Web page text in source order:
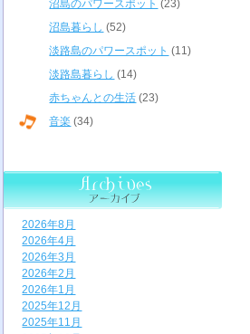
沼島のパワースポット (23)
沼島暮らし (52)
淡路島のパワースポット (11)
淡路島暮らし (14)
赤ちゃんとの生活 (23)
音楽 (34)
2026年8月
2026年4月
2026年3月
2026年2月
2026年1月
2025年12月
2025年11月